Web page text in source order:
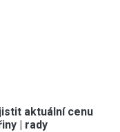
aktuální cenu
| rady